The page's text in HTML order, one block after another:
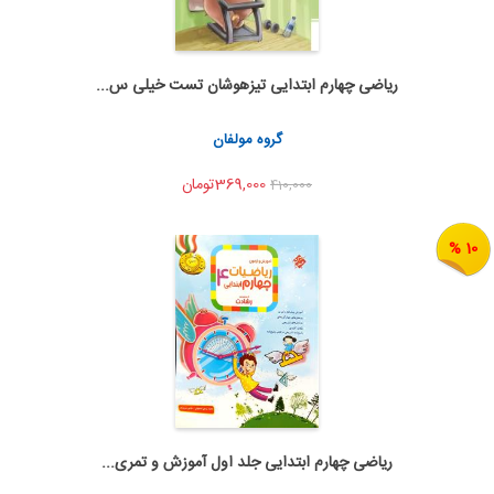
اضافه به سبد خرید
اشتراک گذاری
ریاضی چهارم ابتدایی تیزهوشان تست خیلی س...
گروه مولفان
410,000
10 %
اضافه به سبد خرید
ریاضی چهارم ابتدایی جلد اول آموزش و تمری...